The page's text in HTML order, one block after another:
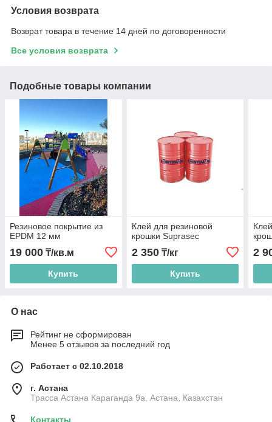
Условия возврата
Возврат товара в течение 14 дней по договоренности
Все условия возврата
Подобные товары компании
Резиновое покрытие из
EPDM 12 мм
19 000 ₸/кв.м
Купить
Клей для резиновой
крошки Suprasec
2 350₸/кг
Купить
2
О нас
Рейтинг не сформирован
Менее 5 отзывов за последний год
Работает с 02.10.2018
г. Астана
Трасса Астана Караганда 9а, Астана, Казахстан
Контакты